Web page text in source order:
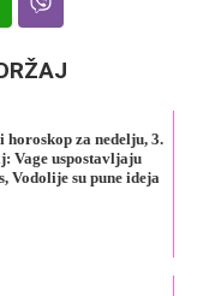
horoskop za nedelju, 3.
Vage uspostavljaju
Vodolije su pune ideja